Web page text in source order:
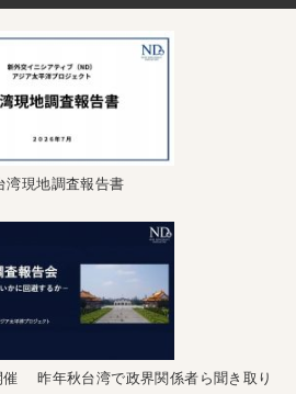
湾現地調査報告書
催 昨年秋台湾で政界関係者ら聞き取り